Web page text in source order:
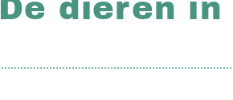
De dieren